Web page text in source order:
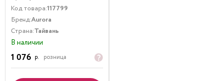
Код товара:117799
Бренд:Aurora
Страна:Тайвань
В наличии
1 076 р. розница